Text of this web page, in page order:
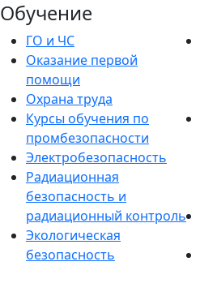
Обучение
ГО и ЧС
Оказание первой
помощи
Охрана труда
Курсы обучения по
промбезопасности
Электробезопасность
Радиационная
безопасность и
радиационный контроль
Экологическая
безопасность